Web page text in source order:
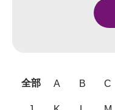
全部 A B C